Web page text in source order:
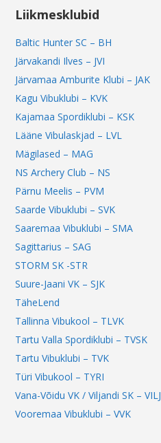
Liikmesklubid
Baltic Hunter SC – BH
Järvakandi Ilves – JVI
Järvamaa Amburite Klubi – JAK
Kagu Vibuklubi – KVK
Kajamaa Spordiklubi – KSK
Lääne Vibulaskjad – LVL
Mägilased – MAG
NS Archery Club – NS
Pärnu Meelis – PVM
Saarde Vibuklubi – SVK
Saaremaa Vibuklubi – SMA
Sagittarius – SAG
STORM SK -STR
Suure-Jaani VK – SJK
TäheLend
Tallinna Vibukool – TLVK
Tartu Valla Spordiklubi – TVSK
Tartu Vibuklubi – TVK
Türi Vibukool – TYRI
Vana-Võidu VK / Viljandi SK – VILJ
Vooremaa Vibuklubi – VVK